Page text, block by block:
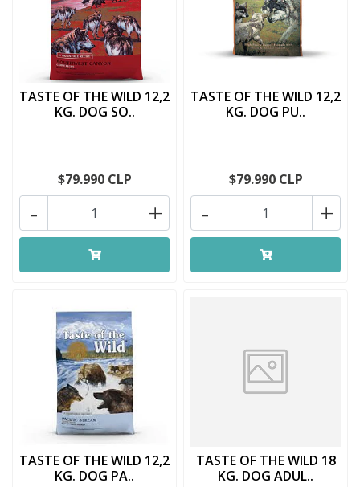
TASTE OF THE WILD 12,2
KG. DOG SO..
$79.990 CLP
+
-
TASTE OF THE WILD 12,2
KG. DOG PU..
$79.990 CLP
+
-
TASTE OF THE WILD 12,2
KG. DOG PA..
TASTE OF THE WILD 18
KG. DOG ADUL..